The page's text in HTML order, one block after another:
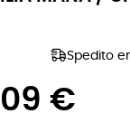
Spedito
€